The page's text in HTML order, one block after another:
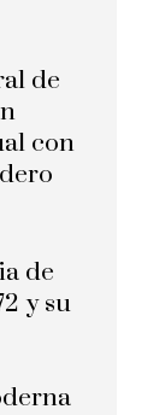
de
con
de
y su